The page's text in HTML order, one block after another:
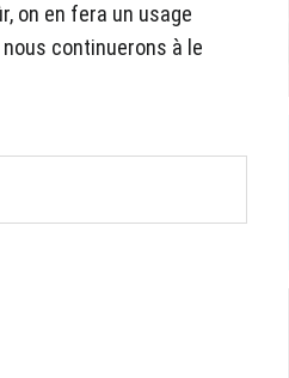
on en fera un usage
continuerons à le